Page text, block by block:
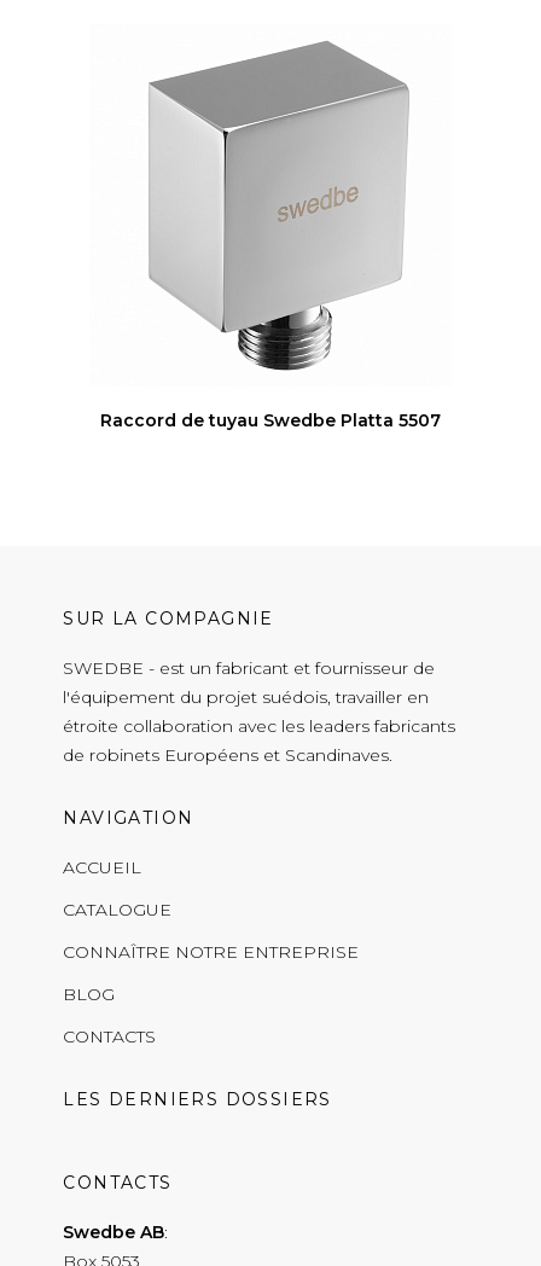
Raccord de tuyau Swedbe Platta 5507
SUR LA COMPAGNIE
SWEDBE - est un fabricant et fournisseur de
l'équipement du projet suédois, travailler en
étroite collaboration avec les leaders fabricants
de robinets Européens et Scandinaves.
NAVIGATION
ACCUEIL
CATALOGUE
CONNAÎTRE NOTRE ENTREPRISE
BLOG
CONTACTS
LES DERNIERS DOSSIERS
CONTACTS
Swedbe AB
Box 5053